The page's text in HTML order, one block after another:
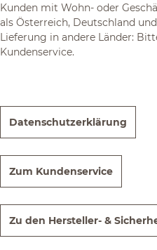
Kunden mit Wohn- oder
als Österreich, Deutschland
Lieferung in andere Länder:
Kundenservice.
Datenschutzerklärung
Zum Kundenservice
Zu den Hersteller- &